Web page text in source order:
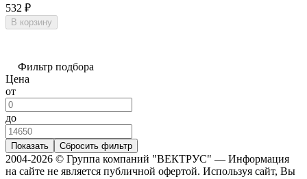
532 ₽
В корзину
Фильтр подбора
Цена
от
до
Показать Сбросить фильтр
2004-2026 © Группа компаний "ВЕКТРУС" — Информация
на сайте не является публичной офертой. Используя сайт, Вы